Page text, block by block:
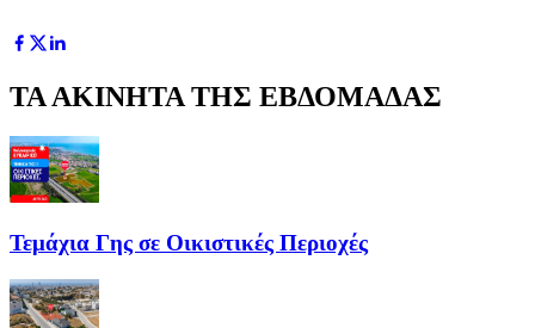
ΤΑ ΑΚΙΝΗΤΑ ΤΗΣ ΕΒΔΟΜΑΔΑΣ
Τεμάχια Γης σε Οικιστικές Περιοχές